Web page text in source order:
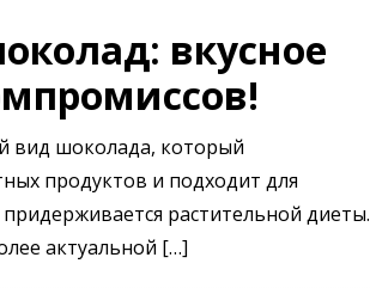
вкусное
вид шоколада, который
продуктов и подходит для
растительной диеты.
актуальной […]